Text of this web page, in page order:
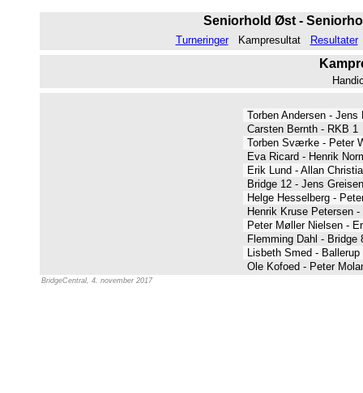
Seniorhold Øst -
Turneringer Kampresultat Resultater
Torben Andersen -
Carsten Bernth - RKB 1
Torben Sværke - Peter
Eva Ricard - Henrik
Erik Lund - Allan
Bridge 12 - Jens
Helge Hesselberg -
Henrik Kruse Petersen
Peter Møller Nielsen -
Flemming Dahl -
Lisbeth Smed -
Ole Kofoed - Peter
BridgeCentral, 4. november 2017